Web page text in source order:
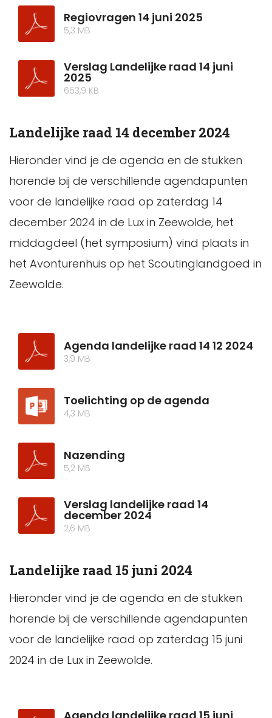
Regiovragen 14 juni 2025
5,3 MB
Verslag Landelijke raad 14 juni
2025
653,9 KB
Landelijke raad 14 december 2024
Hieronder vind je de agenda en de stukken
horende bij de verschillende agendapunten
voor de landelijke raad op zaterdag 14
december 2024 in de Lux in Zeewolde, het
middagdeel (het symposium) vind plaats in
het Avonturenhuis op het Scoutinglandgoed in
Zeewolde.
Agenda landelijke raad 14 12 2024
3,9 MB
Toelichting op de agenda
4,3 MB
Nazending
5,2 MB
Verslag landelijke raad 14
december 2024
2,6 MB
Landelijke raad 15 juni 2024
Hieronder vind je de agenda en de stukken
horende bij de verschillende agendapunten
voor de landelijke raad op zaterdag 15 juni
2024 in de Lux in Zeewolde.